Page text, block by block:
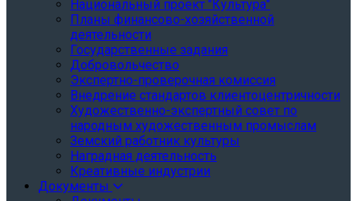
Национальный проект "Культура"
Планы финансово-хозяйственной
деятельности
Государственные задания
Добровольчество
Экспертно-проверочная комиссия
Внедрение стандартов клиентоцентричности
Художественно-экспертный совет по
народным художественным промыслам
Земский работник культуры
Наградная деятельность
Креативные индустрии
Документы